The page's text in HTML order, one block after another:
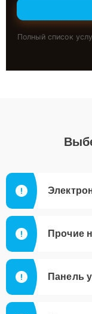
Полный список
Прочие
Панель